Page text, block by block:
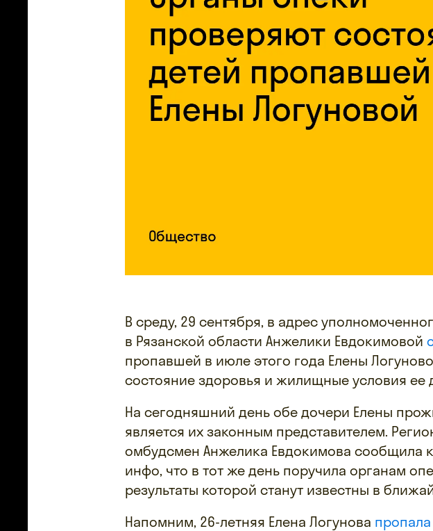
В среду, 29 сентября, в адрес
в Рязанской области Анжелики Евдокимовой
пропавшей в июле этого года Елены
состояние здоровья и жилищные условия ее
На сегодняшний день обе дочери Елены
является их законным представителем.
омбудсмен Анжелика Евдокимова сообщила
инфо, что в тот же день поручила органам
результаты которой станут известны в
Напомним, 26-летняя Елена Логунова пропала